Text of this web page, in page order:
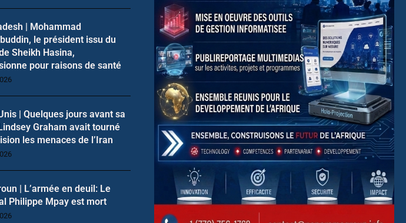
| Mohammad
le président issu du
Sheikh Hasina,
pour raisons de santé
| Quelques jours avant sa
Graham avait tourné
les menaces de l’Iran
| L’armée en deuil: Le
Philippe Mpay est mort